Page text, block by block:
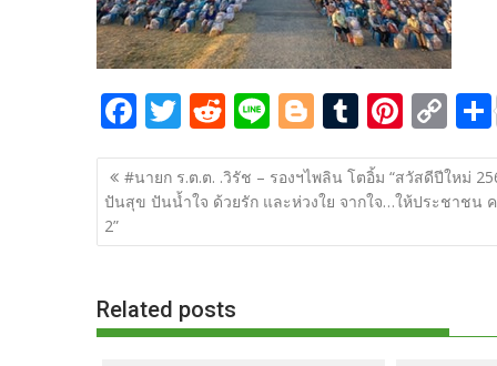
F
ac
e
b
o
k
T
w
itt
er
R
e
d
di
t
Li
n
e
Bl
o
g
g
er
T
u
m
bl
r
Pi
nt
er
e
st
C
o
p
y
Li
k
แนะแนว
เรื่อง
#นายก ร.ต.ต. .วิรัช – รองฯไพลิน โตอิ้ม “สวัสดีปีใหม่
ปันสุข ปันน้ำใจ ด้วยรัก และห่วงใย จากใจ…ให้ประชาชน
2”
Related posts